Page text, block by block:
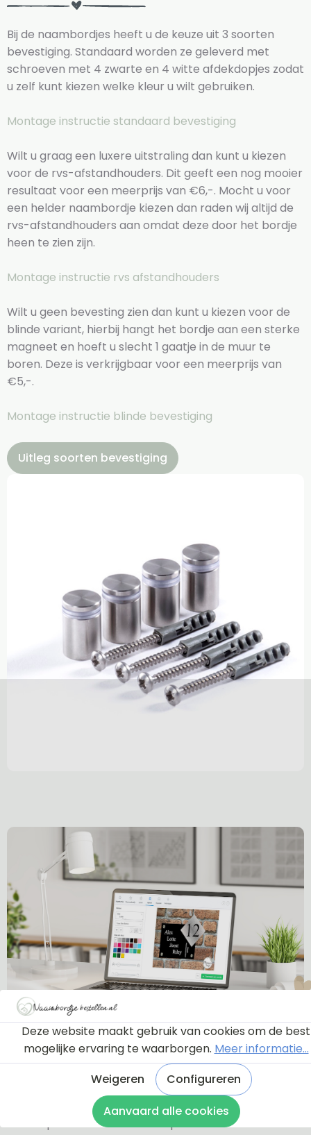
Bij de naambordjes heeft u de keuze uit 3 soorten
bevestiging. Standaard worden ze geleverd met
schroeven met 4 zwarte en 4 witte afdekdopjes zodat
u zelf kunt kiezen welke kleur u wilt gebruiken.
Montage instructie standaard bevestiging
Wilt u graag een luxere uitstraling dan kunt u kiezen
voor de rvs-afstandhouders. Dit geeft een nog mooier
resultaat voor een meerprijs van €6,-. Mocht u voor
een helder naambordje kiezen dan raden wij altijd de
rvs-afstandhouders aan omdat deze door het bordje
heen te zien zijn.
Montage instructie rvs afstandhouders
Wilt u geen bevesting zien dan kunt u kiezen voor de
blinde variant, hierbij hangt het bordje aan een sterke
magneet en hoeft u slecht 1 gaatje in de muur te
boren. Deze is verkrijgbaar voor een meerprijs van
€5,-.
Montage instructie blinde bevestiging
Uitleg soorten bevestiging
Ontwerptool
Via onderstaande knop komt u bij een instructie en
een tutorial die u een rondleiding geeft door de
ontwerptool. Hierdoor weet u precies hoe u zelf uw
Deze website maakt gebruik van cookies om de best
mogelijke ervaring te waarborgen. Meer informatie...
Weigeren
Configureren
Aanvaard alle cookies